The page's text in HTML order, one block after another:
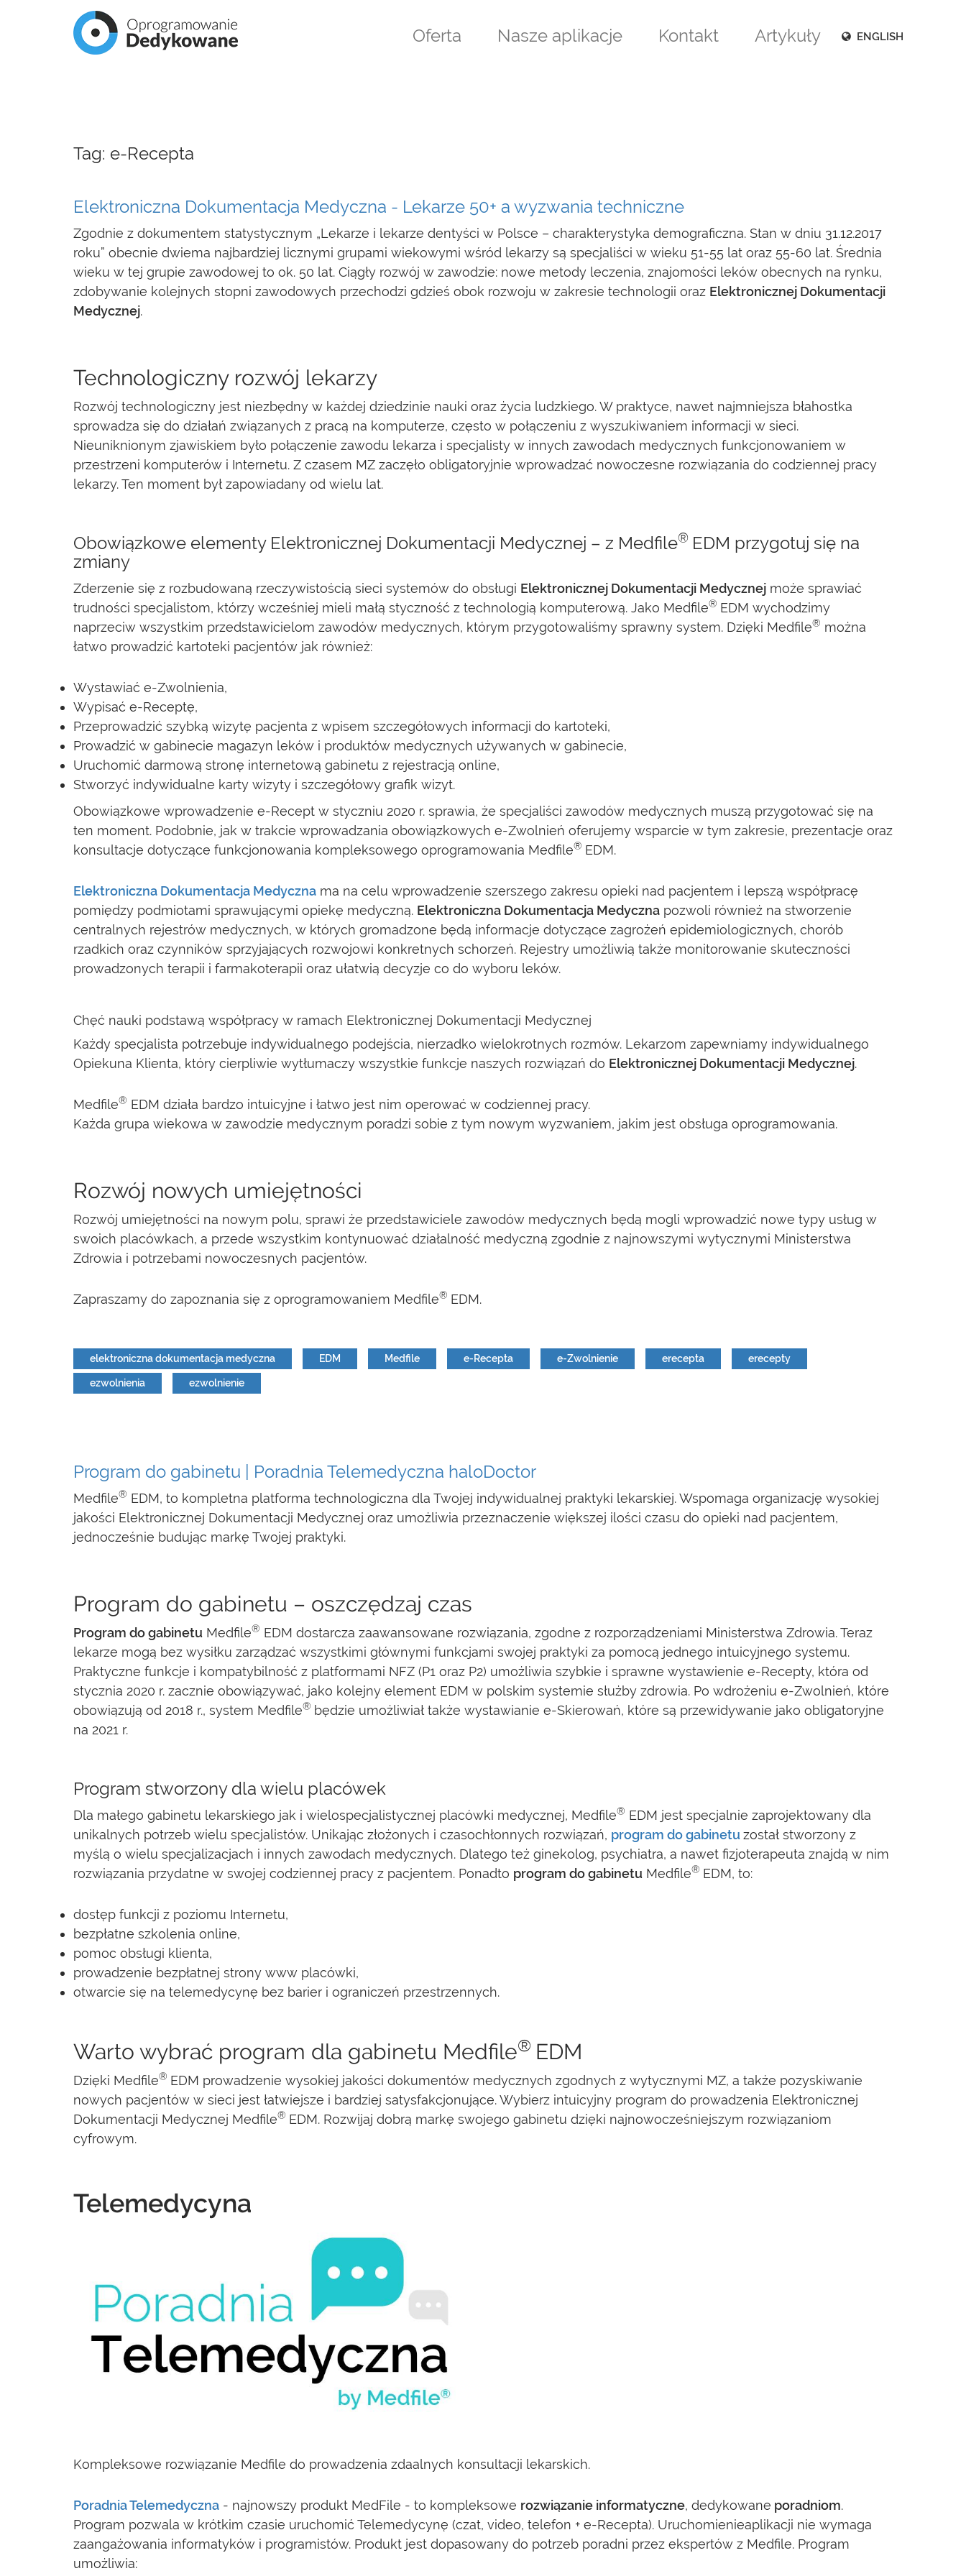
Oferta Nasze aplikacje Kontakt Artykuły ENGLISH
Tag: e-Recepta
Elektroniczna Dokumentacja Medyczna - Lekarze 50+ a wyzwania techniczne
Zgodnie z dokumentem statystycznym „Lekarze i lekarze dentyści w Polsce – charakterystyka demograficzna. Stan w dniu 31.12.2017
roku” obecnie dwiema najbardziej licznymi grupami wiekowymi wśród lekarzy są specjaliści w wieku 51-55 lat oraz 55-60 lat. Średnia
wieku w tej grupie zawodowej to ok. 50 lat. Ciągły rozwój w zawodzie: nowe metody leczenia, znajomości leków obecnych na rynku,
zdobywanie kolejnych stopni zawodowych przechodzi gdzieś obok rozwoju w zakresie technologii oraz Elektronicznej Dokumentacji
Medycznej.
Technologiczny rozwój lekarzy
Rozwój technologiczny jest niezbędny w każdej dziedzinie nauki oraz życia ludzkiego. W praktyce, nawet najmniejsza błahostka
sprowadza się do działań związanych z pracą na komputerze, często w połączeniu z wyszukiwaniem informacji w sieci.
Nieuniknionym zjawiskiem było połączenie zawodu lekarza i specjalisty w innych zawodach medycznych funkcjonowaniem w
przestrzeni komputerów i Internetu. Z czasem MZ zaczęło obligatoryjnie wprowadzać nowoczesne rozwiązania do codziennej pracy
lekarzy. Ten moment był zapowiadany od wielu lat.
Obowiązkowe elementy Elektronicznej Dokumentacji Medycznej – z Medfile® EDM przygotuj się na
zmiany
Zderzenie się z rozbudowaną rzeczywistością sieci systemów do obsługi Elektronicznej Dokumentacji Medycznej może sprawiać
trudności specjalistom, którzy wcześniej mieli małą styczność z technologią komputerową. Jako Medfile® EDM wychodzimy
naprzeciw wszystkim przedstawicielom zawodów medycznych, którym przygotowaliśmy sprawny system. Dzięki Medfile® można
łatwo prowadzić kartoteki pacjentów jak również:
Wystawiać e-Zwolnienia,
Wypisać e-Receptę,
Przeprowadzić szybką wizytę pacjenta z wpisem szczegółowych informacji do kartoteki,
Prowadzić w gabinecie magazyn leków i produktów medycznych używanych w gabinecie,
Uruchomić darmową stronę internetową gabinetu z rejestracją online,
Stworzyć indywidualne karty wizyty i szczegółowy grafik wizyt.
Obowiązkowe wprowadzenie e-Recept w styczniu 2020 r. sprawia, że specjaliści zawodów medycznych muszą przygotować się na
ten moment. Podobnie, jak w trakcie wprowadzania obowiązkowych e-Zwolnień oferujemy wsparcie w tym zakresie, prezentacje oraz
konsultacje dotyczące funkcjonowania kompleksowego oprogramowania Medfile® EDM.
Elektroniczna Dokumentacja Medyczna ma na celu wprowadzenie szerszego zakresu opieki nad pacjentem i lepszą współpracę
pomiędzy podmiotami sprawującymi opiekę medyczną. Elektroniczna Dokumentacja Medyczna pozwoli również na stworzenie
centralnych rejestrów medycznych, w których gromadzone będą informacje dotyczące zagrożeń epidemiologicznych, chorób
rzadkich oraz czynników sprzyjających rozwojowi konkretnych schorzeń. Rejestry umożliwią także monitorowanie skuteczności
prowadzonych terapii i farmakoterapii oraz ułatwią decyzje co do wyboru leków.
Chęć nauki podstawą współpracy w ramach Elektronicznej Dokumentacji Medycznej
Każdy specjalista potrzebuje indywidualnego podejścia, nierzadko wielokrotnych rozmów. Lekarzom zapewniamy indywidualnego
Opiekuna Klienta, który cierpliwie wytłumaczy wszystkie funkcje naszych rozwiązań do Elektronicznej Dokumentacji Medycznej.
Medfile® EDM działa bardzo intuicyjne i łatwo jest nim operować w codziennej pracy.
Każda grupa wiekowa w zawodzie medycznym poradzi sobie z tym nowym wyzwaniem, jakim jest obsługa oprogramowania.
Rozwój nowych umiejętności
Rozwój umiejętności na nowym polu, sprawi że przedstawiciele zawodów medycznych będą mogli wprowadzić nowe typy usług w
swoich placówkach, a przede wszystkim kontynuować działalność medyczną zgodnie z najnowszymi wytycznymi Ministerstwa
Zdrowia i potrzebami nowoczesnych pacjentów.
Zapraszamy do zapoznania się z oprogramowaniem Medfile® EDM.
elektroniczna dokumentacja medyczna EDM Medfile e-Recepta e-Zwolnienie erecepta erecepty
ezwolnienia ezwolnienie
Program do gabinetu | Poradnia Telemedyczna haloDoctor
Medfile® EDM, to kompletna platforma technologiczna dla Twojej indywidualnej praktyki lekarskiej. Wspomaga organizację wysokiej
jakości Elektronicznej Dokumentacji Medycznej oraz umożliwia przeznaczenie większej ilości czasu do opieki nad pacjentem,
jednocześnie budując markę Twojej praktyki.
Program do gabinetu – oszczędzaj czas
Program do gabinetu Medfile® EDM dostarcza zaawansowane rozwiązania, zgodne z rozporządzeniami Ministerstwa Zdrowia. Teraz
lekarze mogą bez wysiłku zarządzać wszystkimi głównymi funkcjami swojej praktyki za pomocą jednego intuicyjnego systemu.
Praktyczne funkcje i kompatybilność z platformami NFZ (P1 oraz P2) umożliwia szybkie i sprawne wystawienie e-Recepty, która od
stycznia 2020 r. zacznie obowiązywać, jako kolejny element EDM w polskim systemie służby zdrowia. Po wdrożeniu e-Zwolnień, które
obowiązują od 2018 r., system Medfile® będzie umożliwiał także wystawianie e-Skierowań, które są przewidywanie jako obligatoryjne
na 2021 r.
Program stworzony dla wielu placówek
Dla małego gabinetu lekarskiego jak i wielospecjalistycznej placówki medycznej, Medfile® EDM jest specjalnie zaprojektowany dla
unikalnych potrzeb wielu specjalistów. Unikając złożonych i czasochłonnych rozwiązań, program do gabinetuzostał stworzony z
myślą o wielu specjalizacjach i innych zawodach medycznych. Dlatego też ginekolog, psychiatra, a nawet fizjoterapeuta znajdą w nim
rozwiązania przydatne w swojej codziennej pracy z pacjentem. Ponadto program do gabinetu Medfile® EDM, to:
dostęp funkcji z poziomu Internetu,
bezpłatne szkolenia online,
pomoc obsługi klienta,
prowadzenie bezpłatnej strony www placówki,
otwarcie się na telemedycynę bez barier i ograniczeń przestrzennych.
Warto wybrać program dla gabinetu Medfile® EDM
Dzięki Medfile® EDM prowadzenie wysokiej jakości dokumentów medycznych zgodnych z wytycznymi MZ, a także pozyskiwanie
nowych pacjentów w sieci jest łatwiejsze i bardziej satysfakcjonujące. Wybierz intuicyjny program do prowadzenia Elektronicznej
Dokumentacji Medycznej Medfile® EDM. Rozwijaj dobrą markę swojego gabinetu dzięki najnowocześniejszym rozwiązaniom
cyfrowym.
Telemedycyna
Kompleksowe rozwiązanie Medfile do prowadzenia zdaalnych konsultacji lekarskich.
Poradnia Telemedyczna - najnowszy produkt MedFile - to kompleksowe rozwiązanie informatyczne, dedykowane poradniom.
Program pozwala w krótkim czasie uruchomić Telemedycynę (czat, video, telefon + e-Recepta). Uruchomienieaplikacji nie wymaga
zaangażowania informatyków i programistów. Produkt jest dopasowany do potrzeb poradni przez ekspertów z Medfile. Program
umożliwia: